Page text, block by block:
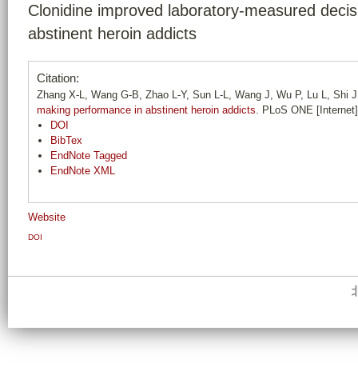
分
Clonidine improved laboratory-measured
abstinent heroin addicts
Citation:
Zhang X-L, Wang G-B, Zhao L-Y, Sun L-L, Wang J, Wu P, Lu L, Shi
making performance in abstinent heroin addicts. PLoS ONE
DOI
BibTex
EndNote Tagged
EndNote XML
Website
DOI